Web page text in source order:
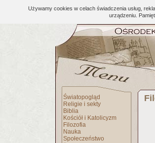
Używamy cookies w celach świadczenia usług,
urządzeniu.
Światopogląd
Religie i sekty
Biblia
Kościół i Katolicyzm
Filozofia
Nauka
Społeczeństwo